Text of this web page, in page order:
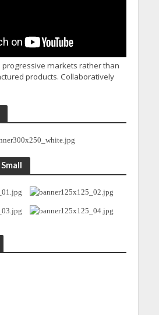
markets rather than
products. Collaboratively